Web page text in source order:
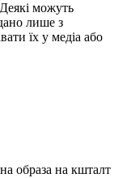
можуть
лише з
їх у медіа або
образа на кшталт